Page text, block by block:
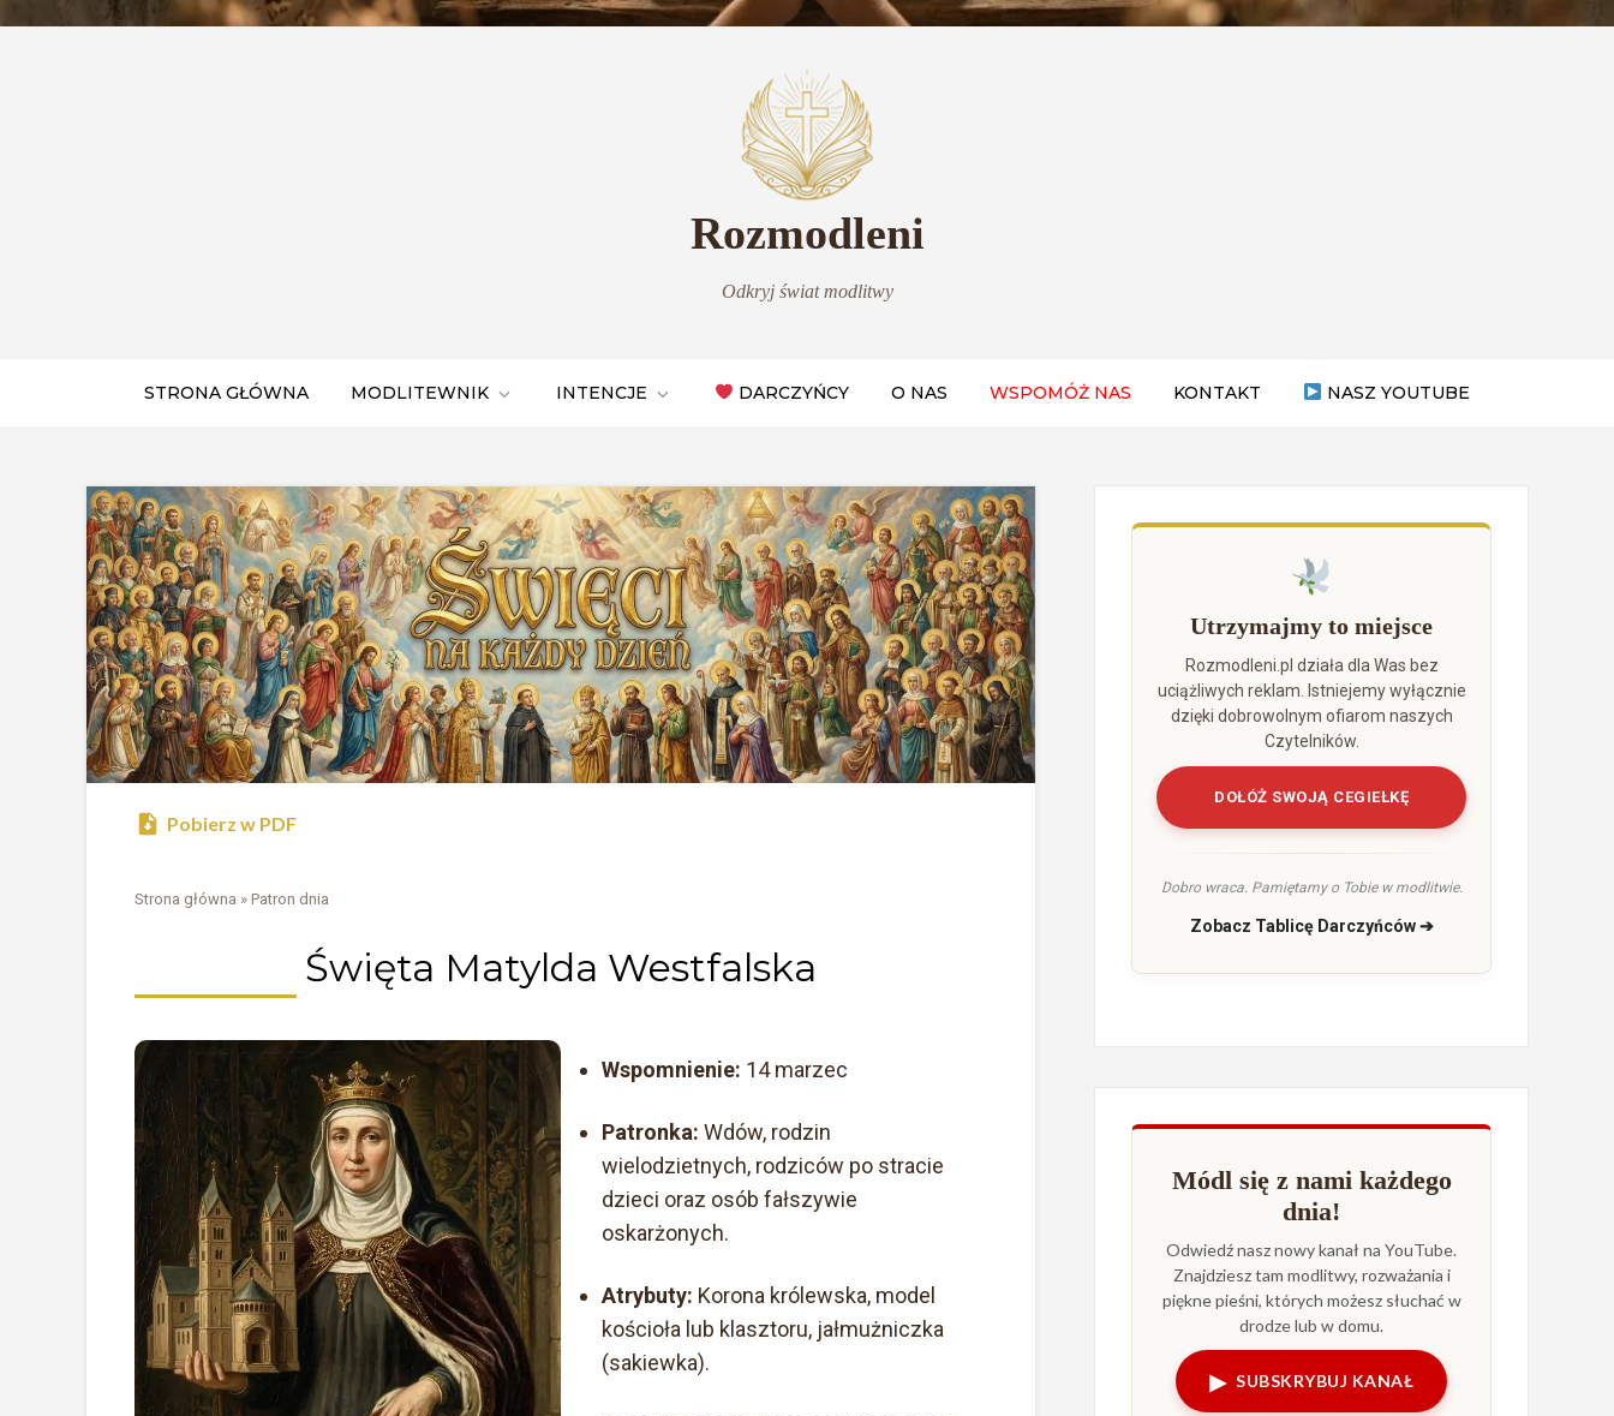
Rozmodleni
Odkryj świat modlitwy
STRONA GŁÓWNA MODLITEWNIK INTENCJE DARCZYŃCY O NAS WSPOMÓŻ NAS KONTAKT NASZ YOUTUBE
Pobierz w PDF
Strona główna » Patron dnia
Święta Matylda Westfalska
Wspomnienie: 14 marzec
Patronka: Wdów, rodzin
wielodzietnych, rodziców po stracie
dzieci oraz osób fałszywie
oskarżonych.
Atrybuty: Korona królewska, model
kościoła lub klasztoru, jałmużniczka
(sakiewka).
Utrzymajmy to miejsce
Rozmodleni.pl działa dla Was bez
uciążliwych reklam. Istniejemy wyłącznie
dzięki dobrowolnym ofiarom naszych
Czytelników.
DOŁÓŻ SWOJĄ CEGIEŁKĘ
Dobro wraca. Pamiętamy o Tobie w modlitwie.
Zobacz Tablicę Darczyńców ➔
Módl się z nami każdego
dnia!
Odwiedź nasz nowy kanał na YouTube.
Znajdziesz tam modlitwy, rozważania i
piękne pieśni, których możesz słuchać w
drodze lub w domu.
▶ SUBSKRYBUJ KANAŁ